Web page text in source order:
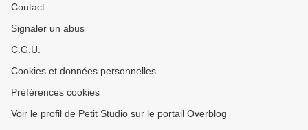
Contact
Signaler un abus
C.G.U.
Cookies et données personnelles
Préférences cookies
Voir le profil de Petit Studio sur le portail Overblog